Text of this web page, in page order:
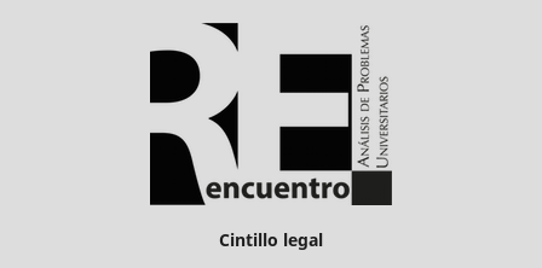
Cintillo legal